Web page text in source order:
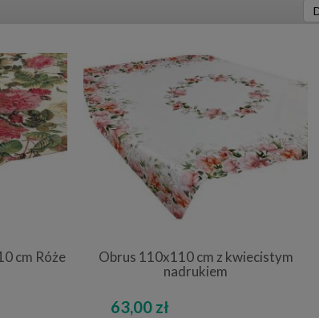
cm Róże
Obrus 110x110 cm z kwiecistym
nadrukiem
63,00 zł